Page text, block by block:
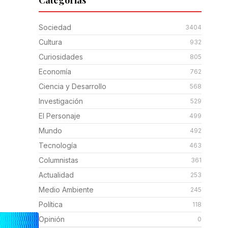
Sociedad 3404
Cultura 932
Curiosidades 805
Economía 762
Ciencia y Desarrollo 568
Investigación 529
El Personaje 499
Mundo 492
Tecnología 463
Columnistas 361
Actualidad 253
Medio Ambiente 245
Política 118
Opinión 0